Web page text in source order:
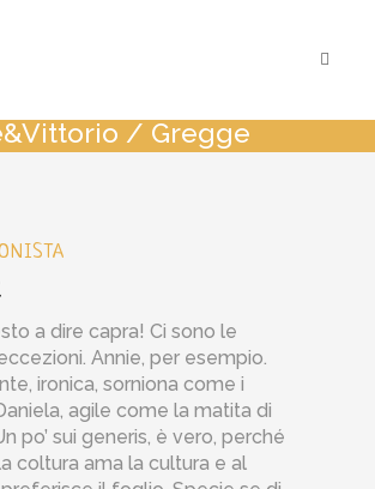
/ Gregge
a dire capra! Ci sono le
Annie, per esempio.
ironica, sorniona come i
agile come la matita di
po’ sui generis, è vero, perché
coltura ama la cultura e al